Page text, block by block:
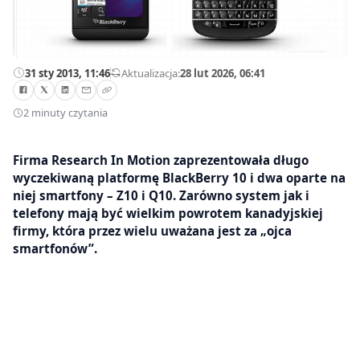
31 sty 2013, 11:46—Aktualizacja:28 lut 2026, 06:41
2 minuty czytania
Firma Research In Motion zaprezentowała długo
wyczekiwaną platformę BlackBerry 10 i dwa oparte na
niej smartfony – Z10 i Q10. Zarówno system jak i
telefony mają być wielkim powrotem kanadyjskiej
firmy, która przez wielu uważana jest za „ojca
smartfonów”.